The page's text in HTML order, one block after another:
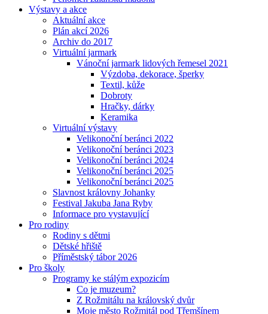
Výstavy a akce
Aktuální akce
Plán akcí 2026
Archiv do 2017
Virtuální jarmark
Vánoční jarmark lidových řemesel 2021
Výzdoba, dekorace, šperky
Textil, kůže
Dobroty
Hračky, dárky
Keramika
Virtuální výstavy
Velikonoční beránci 2022
Velikonoční beránci 2023
Velikonoční beránci 2024
Velikonoční beránci 2025
Velikonoční beránci 2025
Slavnost královny Johanky
Festival Jakuba Jana Ryby
Informace pro vystavující
Pro rodiny
Rodiny s dětmi
Dětské hřiště
Příměstský tábor 2026
Pro školy
Programy ke stálým expozicím
Co je muzeum?
Z Rožmitálu na královský dvůr
Moje město Rožmitál pod Třemšínem